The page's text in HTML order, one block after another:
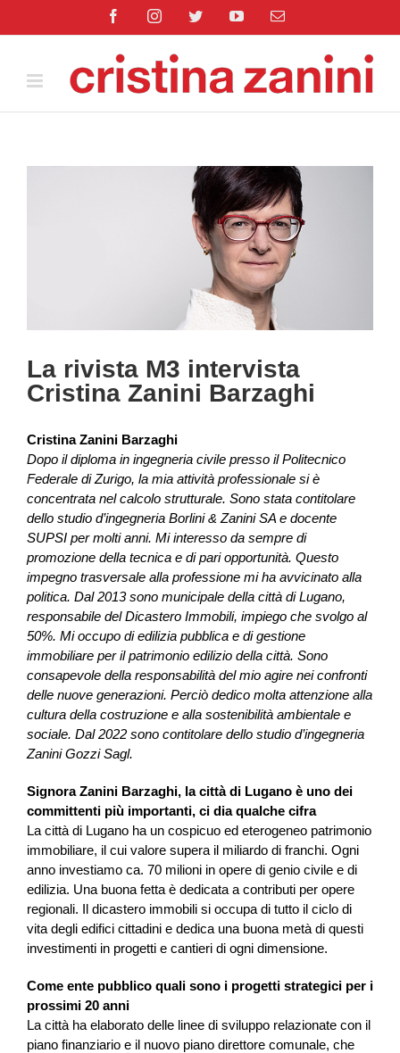
FacebookInstagramTwitterYouTubeEmail
La rivista M3 intervista
Cristina Zanini Barzaghi
Cristina Zanini Barzaghi
Dopo il diploma in ingegneria civile presso il Politecnico
Federale di Zurigo, la mia attività professionale si è
concentrata nel calcolo strutturale. Sono stata contitolare
dello studio d’ingegneria Borlini & Zanini SA e docente
SUPSI per molti anni. Mi interesso da sempre di
promozione della tecnica e di pari opportunità. Questo
impegno trasversale alla professione mi ha avvicinato alla
politica. Dal 2013 sono municipale della città di Lugano,
responsabile del Dicastero Immobili, impiego che svolgo al
50%. Mi occupo di edilizia pubblica e di gestione
immobiliare per il patrimonio edilizio della città. Sono
consapevole della responsabilità del mio agire nei confronti
delle nuove generazioni. Perciò dedico molta attenzione alla
cultura della costruzione e alla sostenibilità ambientale e
sociale. Dal 2022 sono contitolare dello studio d’ingegneria
Zanini Gozzi Sagl.
Signora Zanini Barzaghi, la città di Lugano è uno dei
committenti più importanti, ci dia qualche cifra
La città di Lugano ha un cospicuo ed eterogeneo patrimonio
immobiliare, il cui valore supera il miliardo di franchi. Ogni
anno investiamo ca. 70 milioni in opere di genio civile e di
edilizia. Una buona fetta è dedicata a contributi per opere
regionali. Il dicastero immobili si occupa di tutto il ciclo di
vita degli edifici cittadini e dedica una buona metà di questi
investimenti in progetti e cantieri di ogni dimensione.
Come ente pubblico quali sono i progetti strategici per i
prossimi 20 anni
La città ha elaborato delle linee di sviluppo relazionate con il
piano finanziario e il nuovo piano direttore comunale, che